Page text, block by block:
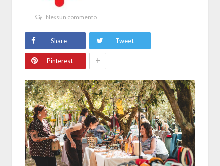
Nessun commento
Share Tweet
Pinterest +